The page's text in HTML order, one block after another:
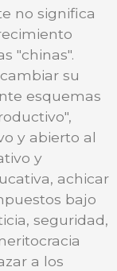
no significa
"chinas".
su
esquemas
y abierto al
y
achicar
bajo
seguridad,
a los